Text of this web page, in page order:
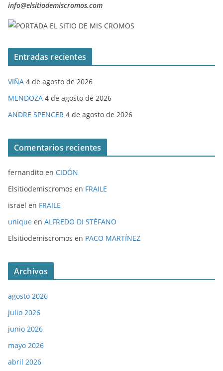
info@elsitiodemiscromos.com
Entradas recientes
VIÑA 4 de agosto de 2026
MENDOZA 4 de agosto de 2026
ANDRE SPENCER 4 de agosto de 2026
Comentarios recientes
fernandito en CIDÓN
Elsitiodemiscromos en FRAILE
israel en FRAILE
unique en ALFREDO DI STÉFANO
Elsitiodemiscromos en PACO MARTÍNEZ
Archivos
agosto 2026
julio 2026
junio 2026
mayo 2026
abril 2026